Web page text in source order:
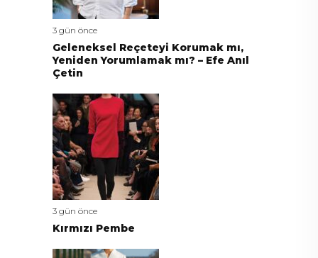
3 gün önce
Geleneksel Reçeteyi Korumak mı,
Yeniden Yorumlamak mı? – Efe Anıl
Çetin
3 gün önce
Kırmızı Pembe